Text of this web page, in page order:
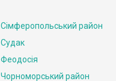
Сімферопольський район
Судак
Феодосія
Чорноморський район